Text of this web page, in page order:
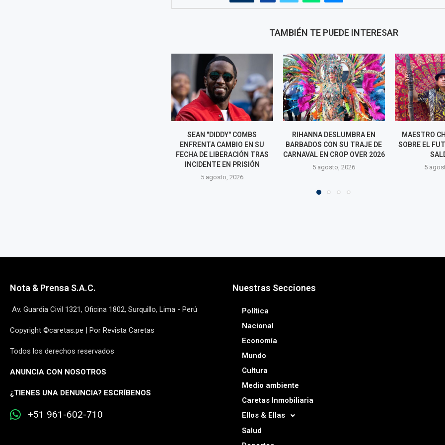
TAMBIÉN TE PUEDE INTERESAR
RIHANNA DESLUMBRA EN
BARBADOS CON SU TRAJE DE
CARNAVAL EN CROP OVER 2026
5 agosto, 2026
MAESTRO CHUNGA HABLA
SOBRE EL FUTURO DE NALDY
SALDAÑA
5 agosto, 2026
PERÚ BUSCA
LOS LATIN
5
Nacional
Economía
Mundo
Cultura
Medio ambiente
Caretas Inmobiliaria
Ellos & Ellas
Salud
Deportes